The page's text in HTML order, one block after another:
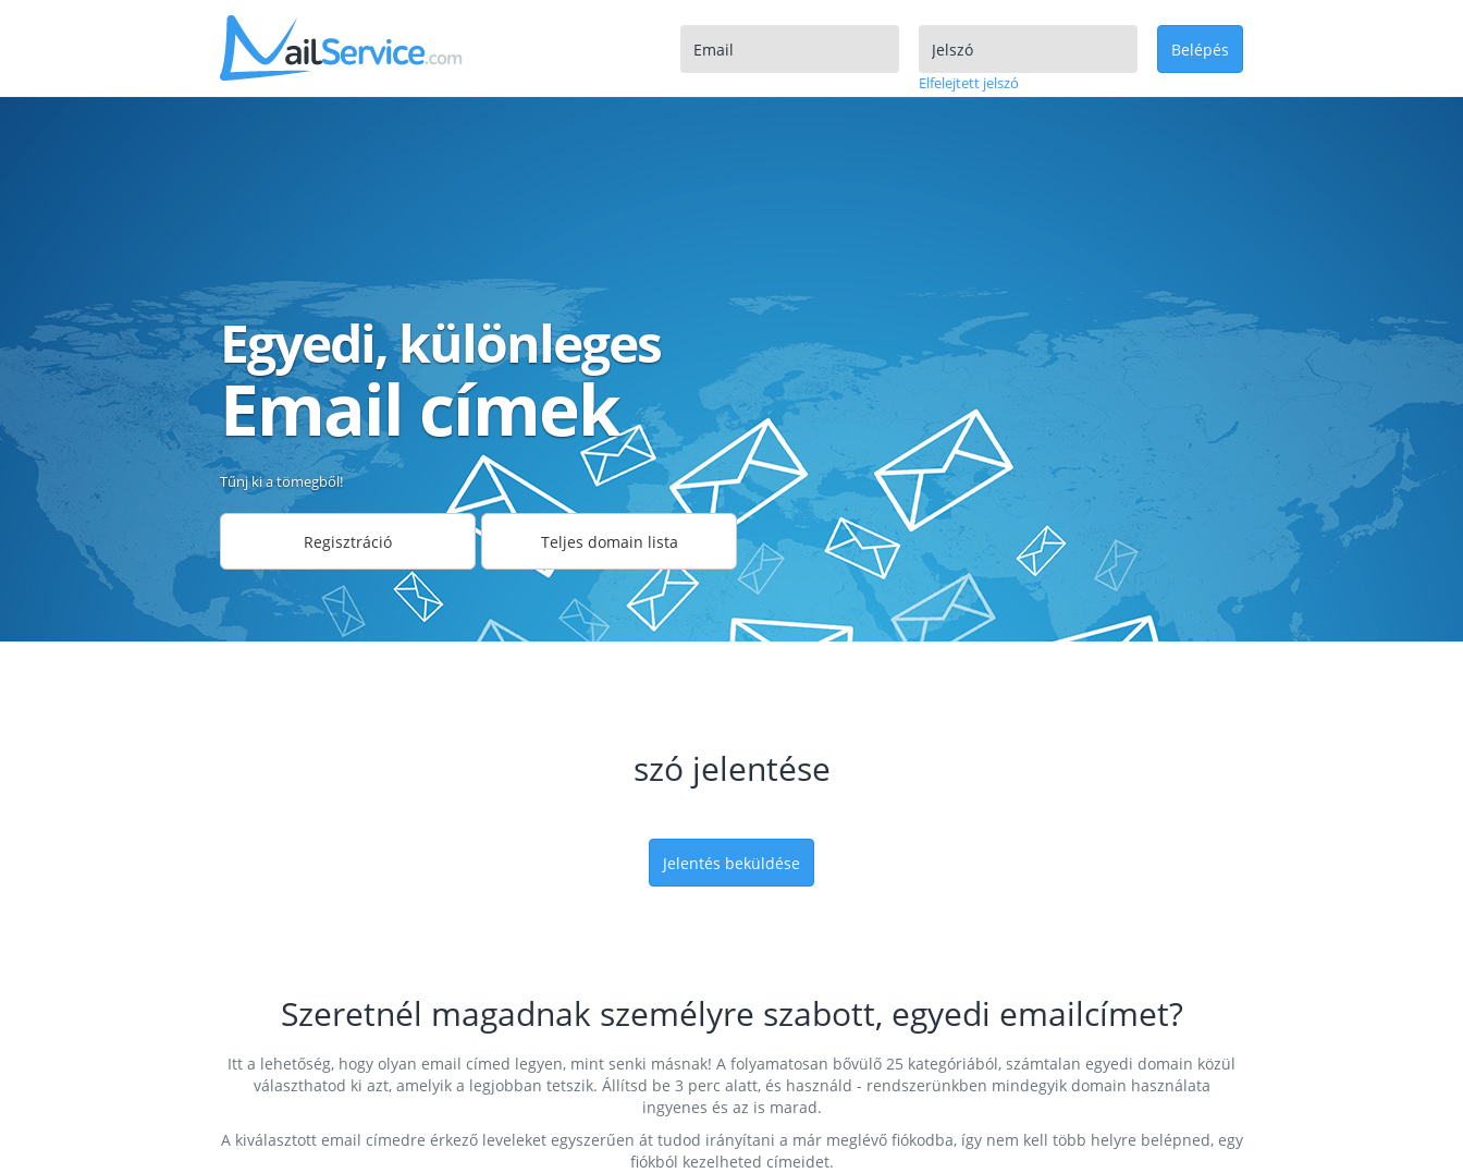
Elfelejtett jelszó
Belépés
Egyedi, különleges
Email címek
Tűnj ki a tömegből!
Regisztráció Teljes domain lista
szó jelentése
Jelentés beküldése
Szeretnél magadnak személyre szabott, egyedi emailcímet?
Itt a lehetőség, hogy olyan email címed legyen, mint senki másnak! A folyamatosan bővülő 25 kategóriából, számtalan egyedi domain közül
választhatod ki azt, amelyik a legjobban tetszik. Állítsd be 3 perc alatt, és használd - rendszerünkben mindegyik domain használata
ingyenes és az is marad.
A kiválasztott email címedre érkező leveleket egyszerűen át tudod irányítani a már meglévő fiókodba, így nem kell több helyre belépned, egy
fiókból kezelheted címeidet.